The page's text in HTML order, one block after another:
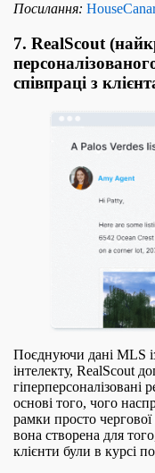
Посилання:
7. RealScout
співпраці з
Поєднуючи дані MLS
інтелекту, RealScout
гіперперсоналізовані
основі того, чого
рамки просто
вона створена для
клієнти були в курсі